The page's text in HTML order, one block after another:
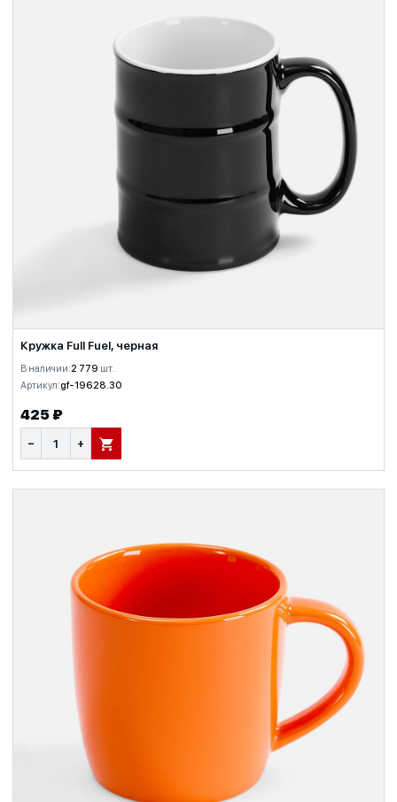
Кружка Full Fuel, черная
В наличии:2 779 шт.
Артикул:gf-19628.30
425 ₽
− + В КОРЗИНУ